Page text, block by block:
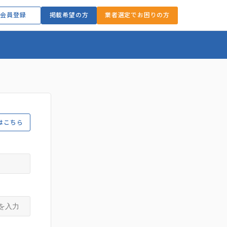
会員登録 掲載希望の方 業者選定でお困りの方
こちら